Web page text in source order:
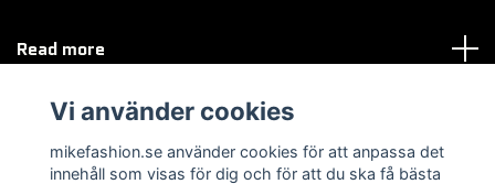
Read more
Sociala medier
Vi använder cookies
mikefashion.se använder cookies för att anpassa det
innehåll som visas för dig och för att du ska få bästa